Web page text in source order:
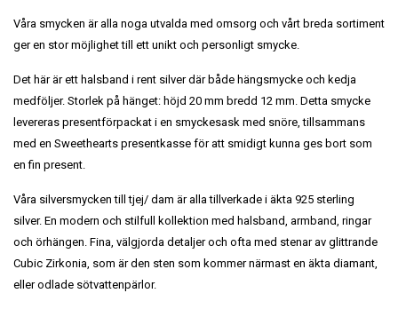
Våra smycken är alla noga utvalda med omsorg och vårt breda sortiment
ger en stor möjlighet till ett unikt och personligt smycke.
Det här är ett halsband i rent silver där både hängsmycke och kedja
medföljer. Storlek på hänget: höjd 20 mm bredd 12 mm. Detta smycke
levereras presentförpackat i en smyckesask med snöre, tillsammans
med en Sweethearts presentkasse för att smidigt kunna ges bort som
en fin present.
Våra silversmycken till tjej/ dam är alla tillverkade i äkta 925 sterling
silver. En modern och stilfull kollektion med halsband, armband, ringar
och örhängen. Fina, välgjorda detaljer och ofta med stenar av glittrande
Cubic Zirkonia, som är den sten som kommer närmast en äkta diamant,
eller odlade sötvattenpärlor.